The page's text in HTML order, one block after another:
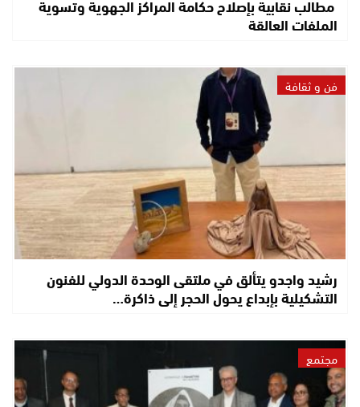
مطالب نقابية بإصلاح حكامة المراكز الجهوية وتسوية
الملفات العالقة
فن و ثقافة
رشيد واجدو يتألق في ملتقى الوحدة الدولي للفنون
التشكيلية بإبداع يحول الحجر إلى ذاكرة…
مجتمع